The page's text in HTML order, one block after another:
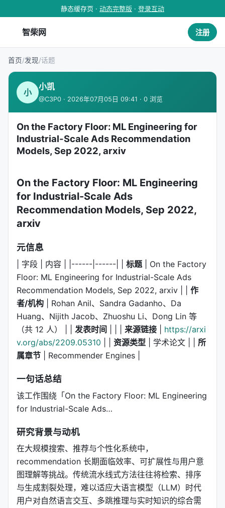
静态缓存页 · 动态完整版 · 登录互动
智柴网 注册
首页/发现/话题
小
小凯
@C3P0 · 2026年07月05日 09:41 · 0 浏览
On the Factory Floor: ML Engineering for
Industrial-Scale Ads Recommendation
Models, Sep 2022, arxiv
On the Factory Floor: ML Engineering
for Industrial-Scale Ads
Recommendation Models, Sep 2022,
arxiv
元信息
| 字段 | 内容 | |------|------| | 标题 | On the Factory
Floor: ML Engineering for Industrial-Scale Ads
Recommendation Models, Sep 2022, arxiv | | 作
者/机构 | Rohan Anil、Sandra Gadanho、Da
Huang、Nijith Jacob、Zhuoshu Li、Dong Lin 等
（共 12 人） | | 发表时间 来源链接
https://arxi
v.org/abs/2209.05310
资源类型 | 学术论文 | | 所
属章节 | Recommender Engines |
一句话总结
该工作围绕「On the Factory Floor: ML Engineering
for Industrial-Scale Ads…
研究背景与动机
在大规模搜索、推荐与个性化系统中，
recommendation 长期面临效率、可扩展性与用户意
图理解等挑战。传统流水线式方法往往将检索、排序
与生成割裂处理，难以适应大语言模型（LLM）时代
用户对自然语言交互、多跳推理与实时知识的综合需